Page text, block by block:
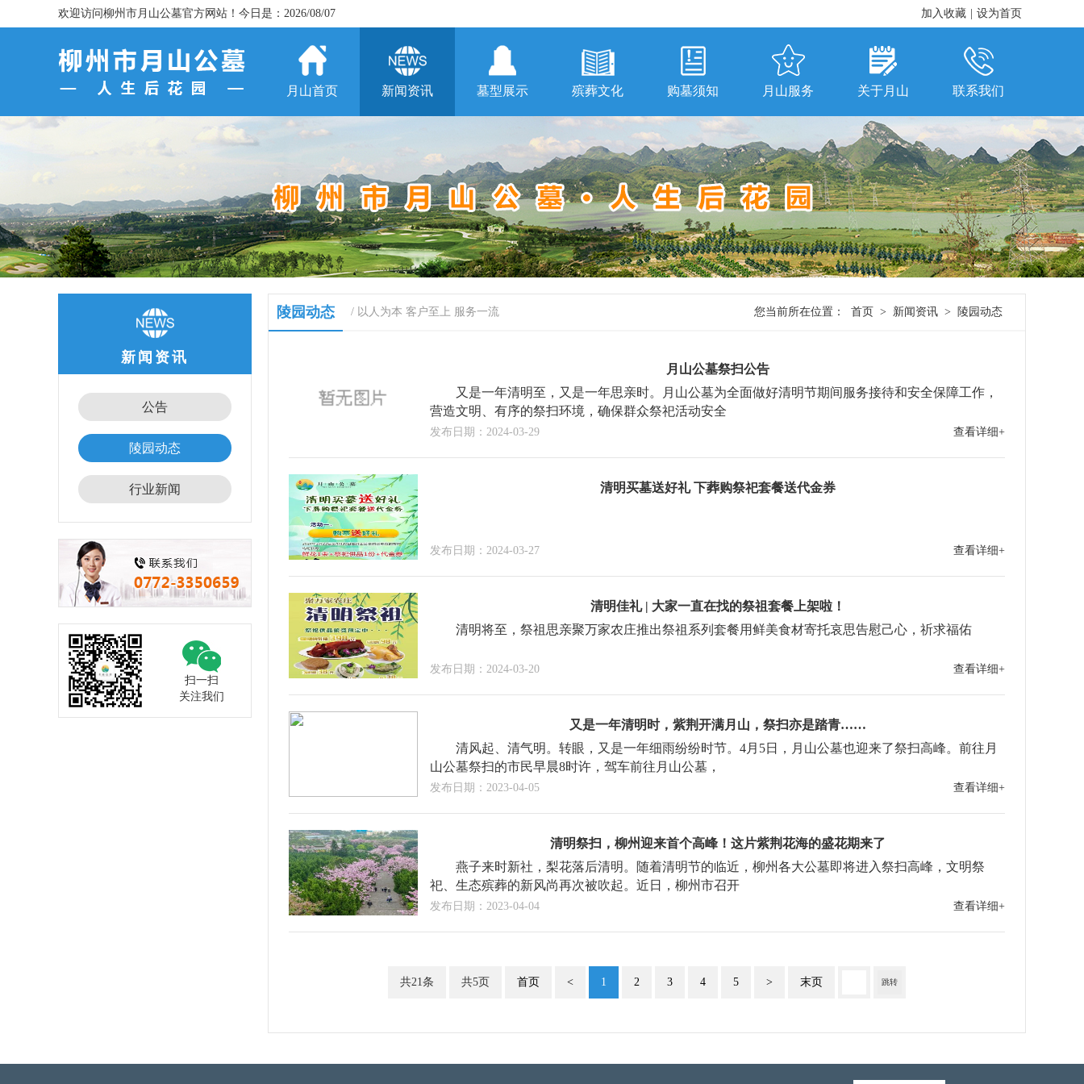
欢迎访问柳州市月山公墓官方网站！今日是：2026/08/07 加入收藏 设为首页
月山首页 新闻资讯 墓型展示 殡葬文化 购墓须知 月山服务 关于月山 联系我们
新闻资讯
公告
陵园动态
行业新闻
扫一扫
关注我们
陵园动态 / 以人为本 客户至上 服务一流 您当前所在位置： 首页 > 新闻资讯 > 陵园动态
月山公墓祭扫公告
又是一年清明至，又是一年思亲时。月山公墓为全面做好清明节期间服务接待和安全保障工作，
营造文明、有序的祭扫环境，确保群众祭祀活动安全
发布日期：2024-03-29 查看详细+
清明买墓送好礼 下葬购祭祀套餐送代金券
发布日期：2024-03-27 查看详细+
清明佳礼 | 大家一直在找的祭祖套餐上架啦！
清明将至，祭祖思亲聚万家农庄推出祭祖系列套餐用鲜美食材寄托哀思告慰己心，祈求福佑
发布日期：2024-03-20 查看详细+
又是一年清明时，紫荆开满月山，祭扫亦是踏青……
清风起、清气明。转眼，又是一年细雨纷纷时节。4月5日，月山公墓也迎来了祭扫高峰。前往月
山公墓祭扫的市民早晨8时许，驾车前往月山公墓，
发布日期：2023-04-05 查看详细+
清明祭扫，柳州迎来首个高峰！这片紫荆花海的盛花期来了
燕子来时新社，梨花落后清明。随着清明节的临近，柳州各大公墓即将进入祭扫高峰，文明祭
祀、生态殡葬的新风尚再次被吹起。近日，柳州市召开
发布日期：2023-04-04 查看详细+
共21条 共5页 首页 < 1 2 3 4 5 > 末页